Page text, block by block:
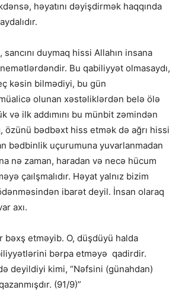
həyatını dəyişdirmək haqqında
sancını duymaq hissi Allahın insana
Bu qabiliyyət olmasaydı,
kəsin bilmədiyi, bu gün
olunan xəstəliklərdən belə ölə
və ilk addımını bu münbit zəmindən
özünü bədbəxt hiss etmək də ağrı hissi
bədbinlik uçurumuna yuvarlanmadan
nə zaman, haradan və necə hücum
çaılşmalıdır. Həyat yalnız bizim
ibarət deyil. İnsan olaraq
axı.
bəxş etməyib. O, düşdüyü halda
bərpa etməyə qadirdir.
deyildiyi kimi, “Nəfsini (günahdan)
(91/9)”